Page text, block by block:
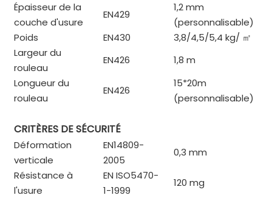
Épaisseur de la
couche d'usure
EN429
1,2 mm
(personnalisable)
Poids
EN430 3,8/4,5/5,4 kg/ ㎡
Largeur du
rouleau
EN426
1,8 m
Longueur du
rouleau
EN426
15*20m
(personnalisable)
CRITÈRES DE SÉCURITÉ
Déformation
verticale
EN14809-
2005
0,3 mm
Résistance à
l'usure
EN ISO5470-
1-1999
120 mg